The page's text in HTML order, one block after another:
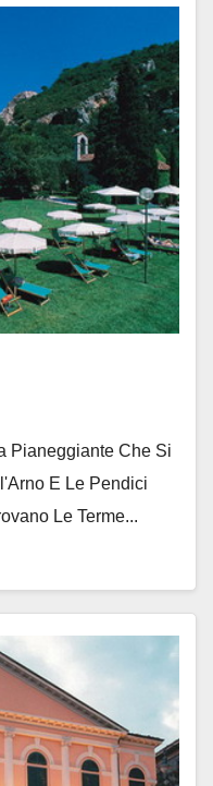
Pianeggiante Che Si
E Le Pendici
Le Terme...